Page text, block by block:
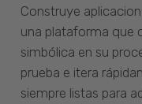
Construye
una plataforma que
simbólica en su
prueba e itera
siempre listas para